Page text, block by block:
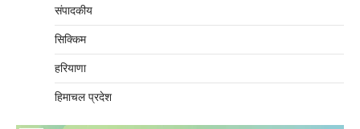
संपादकीय
सिक्किम
हरियाणा
हिमाचल प्रदेश